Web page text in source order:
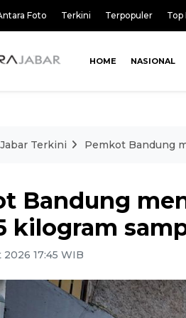
Foto Terkini Terpopuler Top
HOME NASIONAL
Jabar Terkini Pemkot Bandung
Bandung
kilogram
2026 17:45 WIB